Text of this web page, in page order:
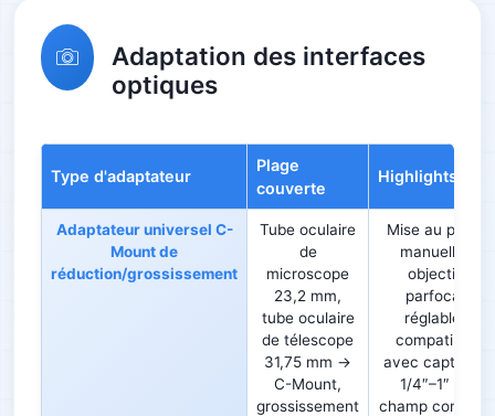
Adaptation des interfaces
optiques
Type d'adaptateur
Plage
couverte
Highlights
Adaptateur universel C-
Mount de
réduction/grossissement
Tube oculaire
de
microscope
23,2 mm,
tube oculaire
de télescope
31,75 mm →
C-Mount,
grossissement
Mise au point
manuelle,
objectif
parfocal
réglable,
compatible
avec capteurs
1/4″–1″ et
champ complet